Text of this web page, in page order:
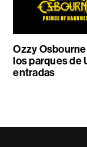
Ozzy
los parques de
entradas